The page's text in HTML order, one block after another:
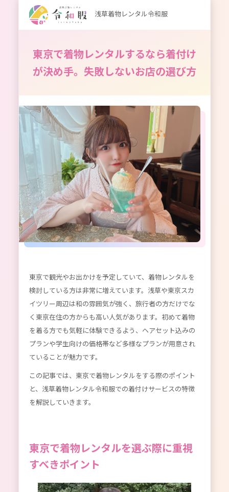
浅草着物レンタル令和服
東京で着物レンタルするなら着付け
が決め手。失敗しないお店の選び方
東京で観光やお出かけを予定していて、着物レンタルを
検討している方は非常に増えています。浅草や東京スカ
イツリー周辺は和の雰囲気が強く、旅行者の方だけでな
く東京在住の方からも高い人気があります。初めて着物
を着る方でも気軽に体験できるよう、ヘアセット込みの
プランや学生向けの価格帯など多様なプランが用意され
ていることが魅力です。
この記事では、東京で着物レンタルをする際のポイント
と、浅草着物レンタル令和服での着付けサービスの特徴
を解説していきます。
東京で着物レンタルを選ぶ際に重視
すべきポイント